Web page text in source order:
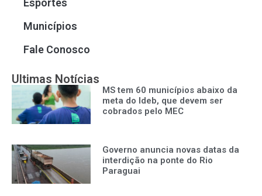
Esportes
Municípios
Fale Conosco
Ultimas Notícias
MS tem 60 municípios abaixo da
meta do Ideb, que devem ser
cobrados pelo MEC
Governo anuncia novas datas da
interdição na ponte do Rio
Paraguai